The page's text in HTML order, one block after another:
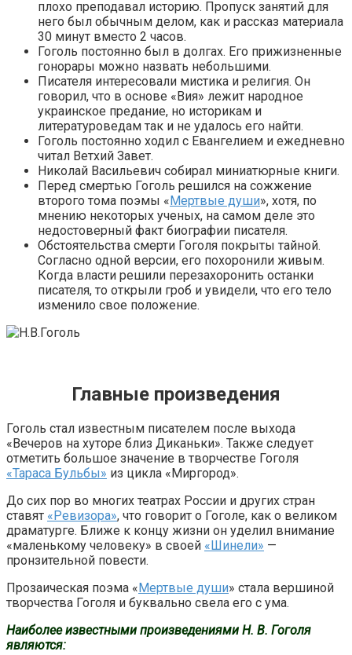
плохо преподавал историю. Пропуск занятий для
него был обычным делом, как и рассказ материала
30 минут вместо 2 часов.
Гоголь постоянно был в долгах. Его прижизненные
гонорары можно назвать небольшими.
Писателя интересовали мистика и религия. Он
говорил, что в основе «Вия» лежит народное
украинское предание, но историкам и
литературоведам так и не удалось его найти.
Гоголь постоянно ходил с Евангелием и ежедневно
читал Ветхий Завет.
Николай Васильевич собирал миниатюрные книги.
Перед смертью Гоголь решился на сожжение
второго тома поэмы «Мертвые души», хотя, по
мнению некоторых ученых, на самом деле это
недостоверный факт биографии писателя.
Обстоятельства смерти Гоголя покрыты тайной.
Согласно одной версии, его похоронили живым.
Когда власти решили перезахоронить останки
писателя, то открыли гроб и увидели, что его тело
изменило свое положение.
Главные произведения
Гоголь стал известным писателем после выхода
«Вечеров на хуторе близ Диканьки». Также следует
отметить большое значение в творчестве Гоголя
«Тараса Бульбы» из цикла «Миргород».
До сих пор во многих театрах России и других стран
ставят «Ревизора», что говорит о Гоголе, как о великом
драматурге. Ближе к концу жизни он уделил внимание
«маленькому человеку» в своей «Шинели» —
пронзительной повести.
Прозаическая поэма «Мертвые души» стала вершиной
творчества Гоголя и буквально свела его с ума.
Наиболее известными произведениями Н. В. Гоголя
являются: